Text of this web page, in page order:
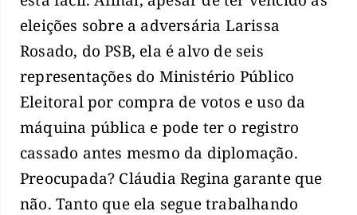
eleições sobre a adversária Larissa
Rosado, do PSB, ela é alvo de seis
representações do Ministério Público
Eleitoral por compra de votos e uso da
máquina pública e pode ter o registro
cassado antes mesmo da diplomação.
Preocupada? Cláudia Regina garante que
não. Tanto que ela segue trabalhando